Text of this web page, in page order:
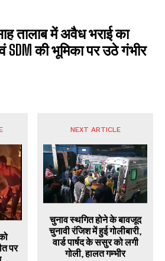
तालाब में अवैध भराई का
की भूमिका पर उठे गंभीर
पर
NEXT ARTICLE
चुनाव स्थगित होने के बावजूद
चुनावी रंजिश में हुई गोलीबारी,
वार्ड पार्षद के ससुर को लगी
गोली, हालत गम्भीर